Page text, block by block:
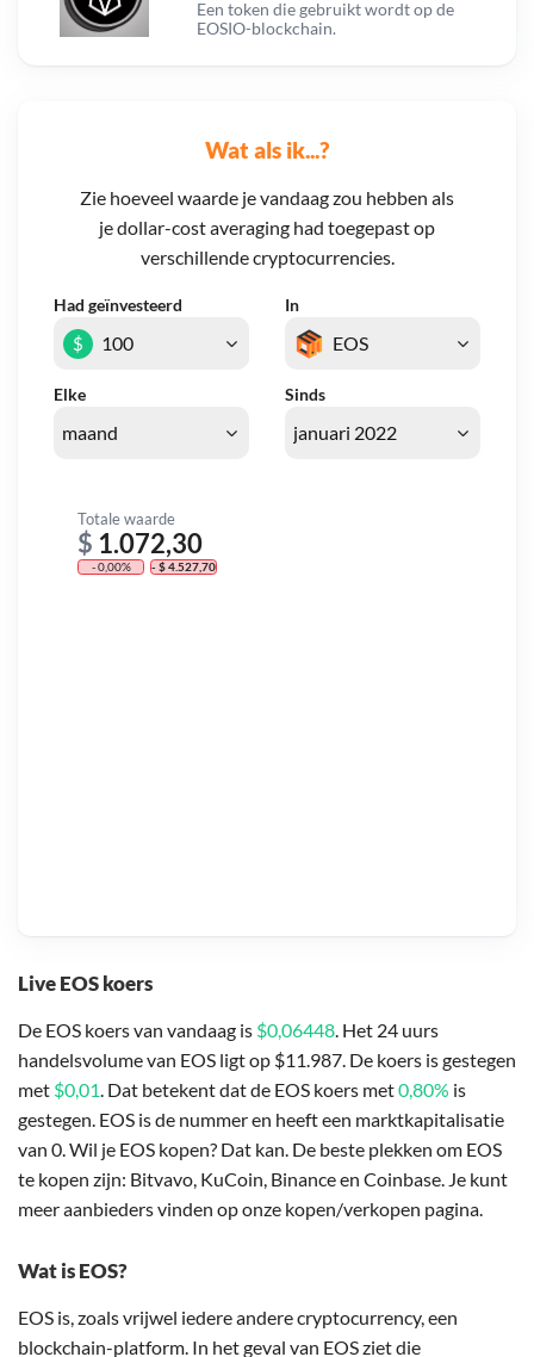
Live EOS koers
De EOS koers van vandaag is $0,06448. Het 24 uurs
handelsvolume van EOS ligt op $11.987. De koers is gestegen
met $0,01. Dat betekent dat de EOS koers met0,80% is
gestegen. EOS is de nummer en heeft een marktkapitalisatie
van 0. Wil je EOS kopen? Dat kan. De beste plekken om EOS
te kopen zijn: Bitvavo, KuCoin, Binance en Coinbase. Je kunt
meer aanbieders vinden op onze kopen/verkopen pagina.
Een token die gebruikt wordt op de
EOSIO-blockchain.
Wat als ik...?
Zie hoeveel waarde je vandaag zou hebben als
je dollar-cost averaging had toegepast op
verschillende cryptocurrencies.
Had geïnvesteerd In
Elke Sinds
$
Totale waarde
$ 1.072,30
- 0,00% - $ 4.527,70
Wat is EOS?
EOS is, zoals vrijwel iedere andere cryptocurrency, een
blockchain-platform. In het geval van EOS ziet die